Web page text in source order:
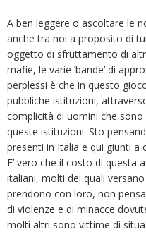
A ben leggere o ascoltare le
anche tra noi a proposito di
oggetto di sfruttamento di
mafie, le varie ’bande’ di
perplessi è che in questo
pubbliche istituzioni,
complicità di uomini che
queste istituzioni. Sto
presenti in Italia e qui giunti a
E’ vero che il costo di questa
italiani, molti dei quali
prendono con loro, non
di violenze e di minacce
molti altri sono vittime di